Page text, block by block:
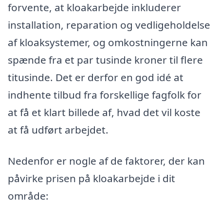
forvente, at kloakarbejde inkluderer
installation, reparation og vedligeholdelse
af kloaksystemer, og omkostningerne kan
spænde fra et par tusinde kroner til flere
titusinde. Det er derfor en god idé at
indhente tilbud fra forskellige fagfolk for
at få et klart billede af, hvad det vil koste
at få udført arbejdet.
Nedenfor er nogle af de faktorer, der kan
påvirke prisen på kloakarbejde i dit
område: